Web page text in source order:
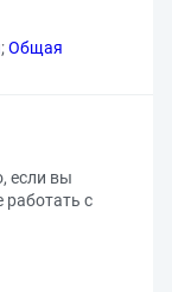
;Общая
если вы
работать с